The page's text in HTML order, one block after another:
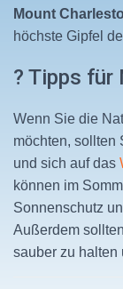
Mount
höchste Gipfel
? Tipps für
Wenn Sie die
möchten, sollten
und sich auf das
können im
Sonnenschutz
Außerdem
sauber zu halten